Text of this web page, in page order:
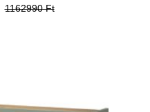
1162990 Ft